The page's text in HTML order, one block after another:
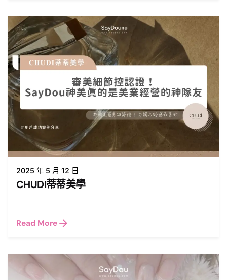
2025 年 5 月 12 日
CHUDI蒂蒂美學
Read More